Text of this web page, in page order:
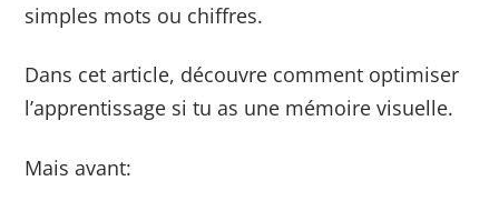
simples mots ou chiffres.
Dans cet article, découvre comment optimiser
l’apprentissage si tu as une mémoire visuelle.
Mais avant: